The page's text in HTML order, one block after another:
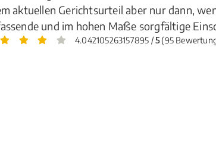
aktuellen Gerichtsurteil aber nur dann,
und im hohen Maße sorgfältige
4.042105263157895 /5(95